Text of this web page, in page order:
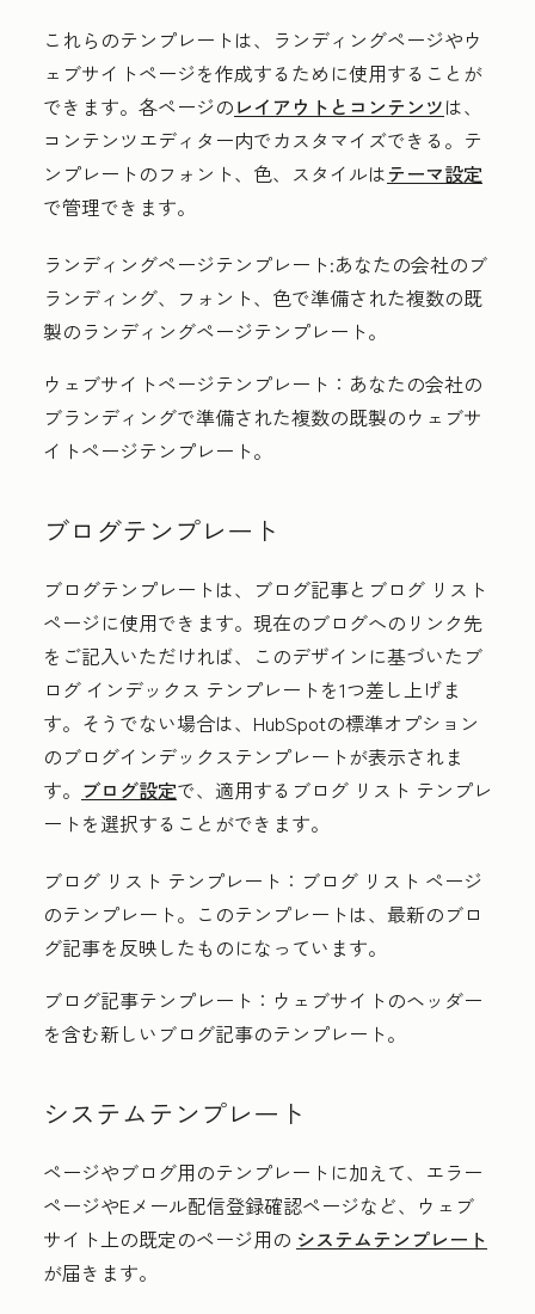
これらのテンプレートは、ランディングページやウ
ェブサイトページを作成するために使用することが
できます。各ページのレイアウトとコンテンツは、
コンテンツエディター内でカスタマイズできる。テ
ンプレートのフォント、色、スタイルはテーマ設定
で管理できます。
ランディングページテンプレート:あなたの会社のブ
ランディング、フォント、色で準備された複数の既
製のランディングページテンプレート。
ウェブサイトページテンプレート： あなたの会社の
ブランディングで準備された複数の既製のウェブサ
イトページテンプレート。
ブログテンプレート
ブログテンプレートは、ブログ記事とブログ リスト
ページに使用できます。現在のブログへのリンク先
をご記入いただければ、このデザインに基づいたブ
ログ インデックス テンプレートを1つ差し上げま
す。そうでない場合は、HubSpotの標準オプション
のブログインデックステンプレートが表示されま
す。 ブログ設定で、適用するブログ リスト テンプレ
ートを選択することができます。
ブログ リスト テンプレート： ブログ リスト ページ
のテンプレート。このテンプレートは、最新のブロ
グ記事を反映したものになっています。
ブログ記事テンプレート： ウェブサイトのヘッダー
を含む新しいブログ記事のテンプレート。
システムテンプレート
ページやブログ用のテンプレートに加えて、エラー
ページやEメール配信登録確認ページなど、ウェブ
サイト上の既定のページ用の システムテンプレート
が届きます。